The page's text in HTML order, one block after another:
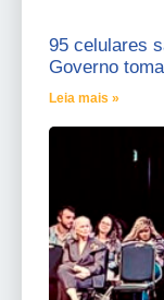
95 celulares
Governo
Leia mais »